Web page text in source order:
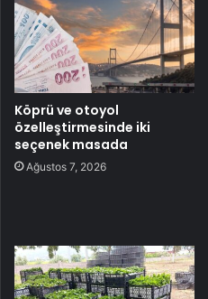
Köprü ve otoyol
özelleştirmesinde iki
seçenek masada
Ağustos 7, 2026